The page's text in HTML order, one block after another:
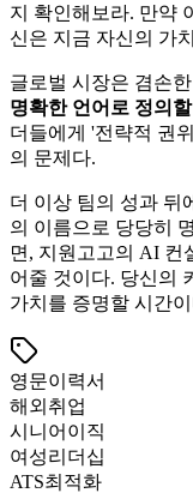
지 확인해보라. 만약
신은 지금 자신의 가
글로벌 시장은 겸손
명확한 언어로 정의
더들에게 '전략적 권
의 문제다.
더 이상 팀의 성과 뒤
의 이름으로 당당히
면, 지원고고의 AI 컨
어줄 것이다. 당신의
가치를 증명할 시간
영문이력서
해외취업
시니어이직
여성리더십
ATS최적화